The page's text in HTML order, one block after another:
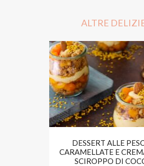
ALTRE
DESSERT ALLE
CARAMELLATE E
SCIROPPO DI